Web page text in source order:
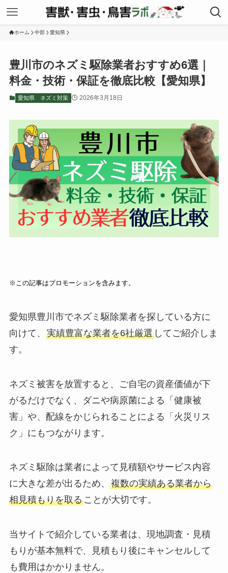
ホーム 中部 愛知県
豊川市のネズミ駆除業者おすすめ6選｜
料金・技術・保証を徹底比較【愛知県】
愛知県 ネズミ対策 2026年3月18日
※この記事はプロモーションを含みます。
愛知県豊川市でネズミ駆除業者を探している方に
向けて、 実績豊富な業者を6社厳選してご紹介しま
す。
ネズミ被害を放置すると、ご自宅の資産価値が下
がるだけでなく、ダニや病原菌による「健康被
害」や、配線をかじられることによる「火災リス
ク」にもつながります。
ネズミ駆除は業者によって見積額やサービス内容
に大きな差が出るため、 複数の実績ある業者から
相見積もりを取ることが大切です。
当サイトで紹介している業者は、現地調査・見積
もりが基本無料で、見積もり後にキャンセルして
も費用はかかりません。